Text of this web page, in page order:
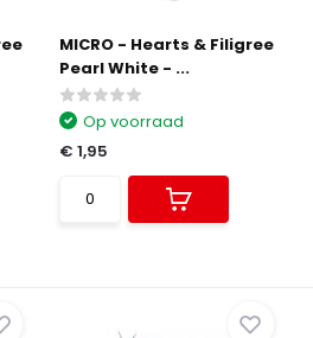
MICRO - Hearts & Filigree
Pearl White - ...
Op voorraad
€ 1,95